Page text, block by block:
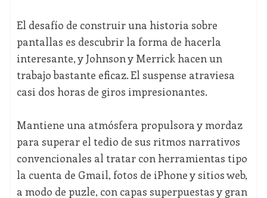
El desafío de construir una historia sobre
pantallas es descubrir la forma de hacerla
interesante, y Johnson y Merrick hacen un
trabajo bastante eficaz. El suspense atraviesa
casi dos horas de giros impresionantes.
Mantiene una atmósfera propulsora y mordaz
para superar el tedio de sus ritmos narrativos
convencionales al tratar con herramientas tipo
la cuenta de Gmail, fotos de iPhone y sitios web,
a modo de puzle, con capas superpuestas y gran